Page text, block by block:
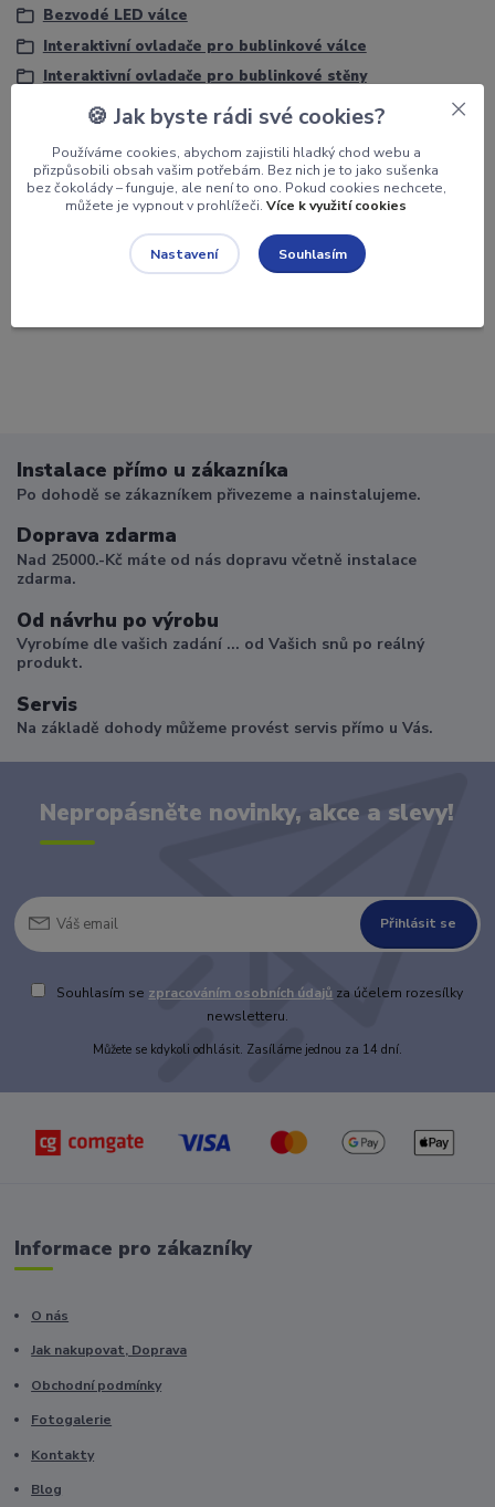
Bezvodé LED válce
Interaktivní ovladače pro bublinkové válce
Interaktivní ovladače pro bublinkové stěny
Interaktivní ovladače pro bezvodé LED válce
Potřebujete poradit?
Miroslav Bred Kovář
+420 734 150 560
Instalace přímo u zákazníka
Po dohodě se zákazníkem přivezeme a nainstalujeme.
Doprava zdarma
Nad 25000.-Kč máte od nás dopravu včetně instalace
zdarma.
Od návrhu po výrobu
Vyrobíme dle vašich zadání ... od Vašich snů po reálný
produkt.
Servis
Na základě dohody můžeme provést servis přímo u Vás.
Nepropásněte novinky, akce a slevy!
Přihlásit se
Souhlasím se zpracováním osobních údajů za účelem rozesílky
newsletteru.
Můžete se kdykoli odhlásit. Zasíláme jednou za 14 dní.
Informace pro zákazníky
O nás
Jak nakupovat, Doprava
Obchodní podmínky
Fotogalerie
Kontakty
Blog
🍪 Jak byste rádi své cookies?
Používáme cookies, abychom zajistili hladký chod webu a
přizpůsobili obsah vašim potřebám. Bez nich je to jako sušenka
bez čokolády – funguje, ale není to ono. Pokud cookies nechcete,
můžete je vypnout v prohlížeči.Více k využití cookies
Nastavení Souhlasím